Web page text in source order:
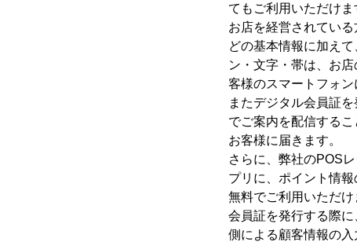
てもご利用いただけま
お店を経営されてい
どの基本情報に加え
ン・文字・帯は、お
客様のスマートフォ
またデジタル会員証
でご案内を配信する
お客様に届きます。
さらに、弊社のPOS
プリに、ポイント情
無料でご利用いただけ
会員証を発行する際
側による顧客情報の